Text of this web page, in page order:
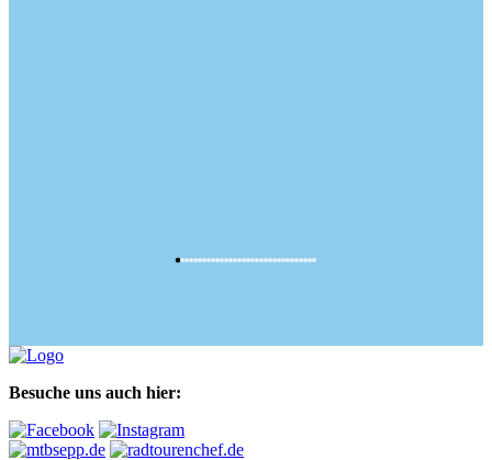
Besuche uns auch hier: